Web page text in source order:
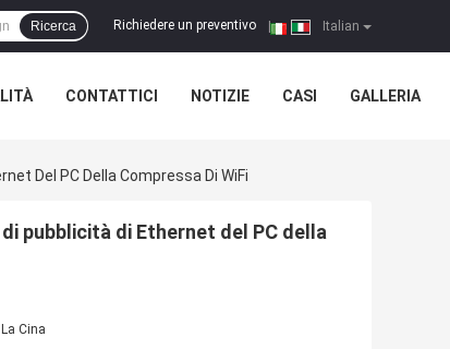
Italian
Richiedere un preventivo |
Ricerca
CONTATTICI NOTIZIE CASI GALLERIA
Del PC Della Compressa Di WiFi
pubblicità di Ethernet del PC della
La Cina